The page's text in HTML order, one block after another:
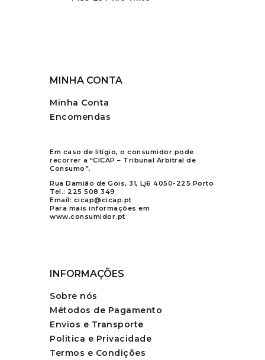
MINHA CONTA
Minha Conta
Encomendas
Em caso de litígio, o consumidor pode
recorrer a “CICAP – Tribunal Arbitral de
Consumo”.
Rua Damião de Gois, 31, Lj6 4050-225 Porto
Tel.: 225 508 349
Email: cicap@cicap.pt
Para mais informações em
www.consumidor.pt
INFORMAÇÕES
Sobre nós
Métodos de Pagamento
Envios e Transporte
Politica e Privacidade
Termos e Condições